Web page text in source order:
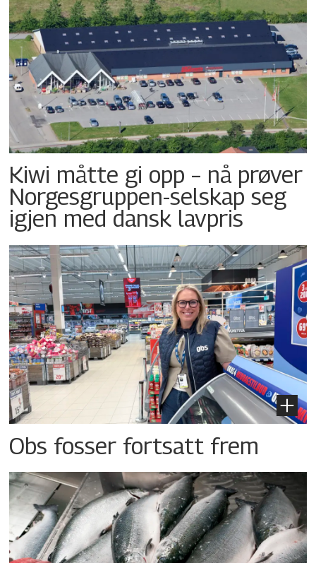
Kiwi måtte gi opp – nå prøver
Norgesgruppen-selskap seg
igjen med dansk lavpris
Obs fosser fortsatt frem